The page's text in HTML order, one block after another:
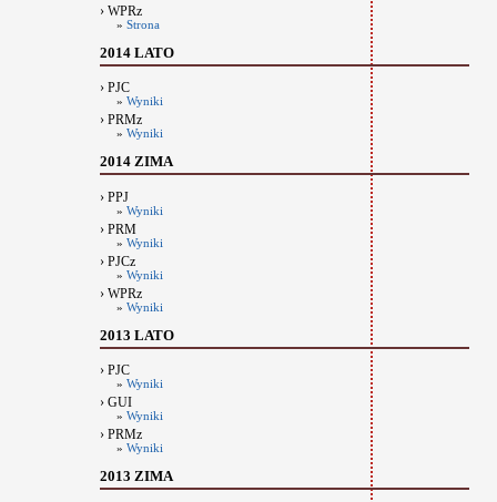
› WPRz
» Strona
2014 LATO
› PJC
» Wyniki
› PRMz
» Wyniki
2014 ZIMA
› PPJ
» Wyniki
› PRM
» Wyniki
› PJCz
» Wyniki
› WPRz
» Wyniki
2013 LATO
› PJC
» Wyniki
› GUI
» Wyniki
› PRMz
» Wyniki
2013 ZIMA